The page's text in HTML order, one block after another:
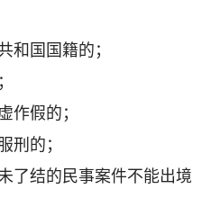
国国籍的；
假的；
的；
结的民事案件不能出境